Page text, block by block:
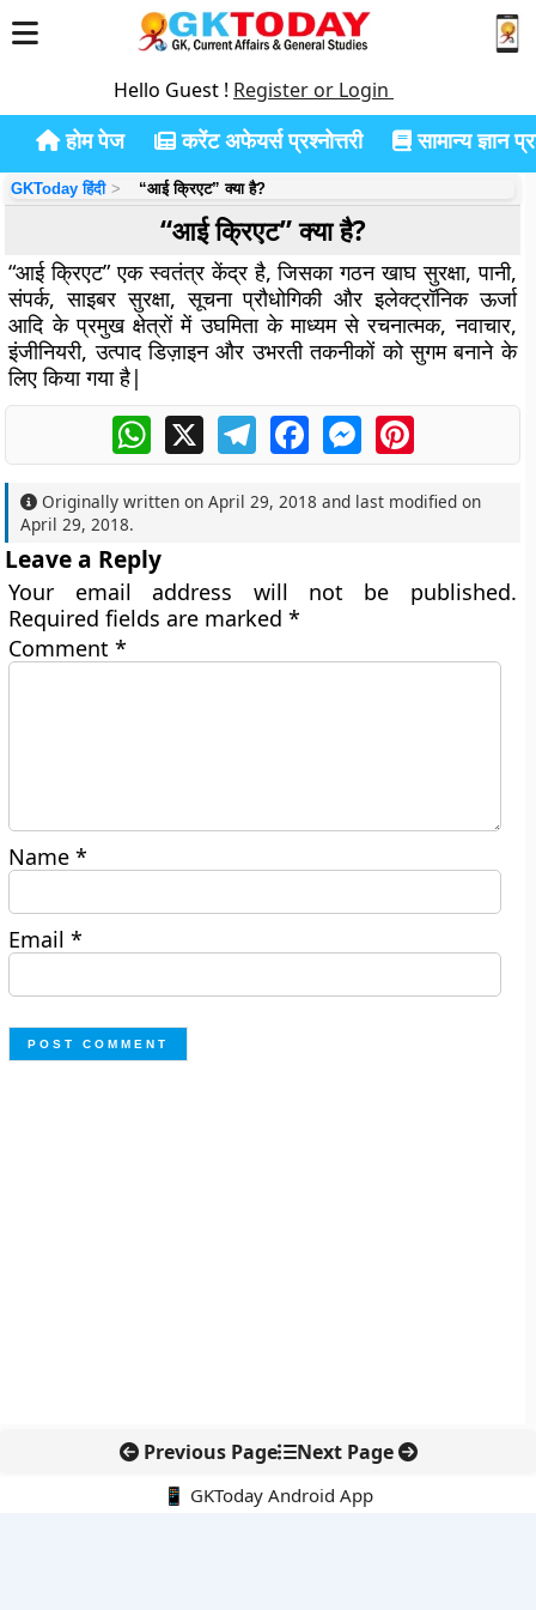
Hello Guest ! Register or Login
होम पेज करेंट अफेयर्स प्रश्नोत्तरी सामान्य ज्ञान
GKToday हिंदी “आई क्रिएट” क्या है?
“आई क्रिएट” क्या है?
“आई क्रिएट” एक स्वतंत्र केंद्र है, जिसका गठन खाघ सुरक्षा, पानी,
संपर्क, साइबर सुरक्षा, सूचना प्रौधोगिकी और इलेक्ट्रॉनिक ऊर्जा
आदि के प्रमुख क्षेत्रों में उघमिता के माध्यम से रचनात्मक, नवाचार,
इंजीनियरी, उत्पाद डिज़ाइन और उभरती तकनीकों को सुगम बनाने के
लिए किया गया है|
WhatsApp
X TelegramFacebookMessengerPinterest
Originally written onApril 29, 2018 and last modified on
April 29, 2018.
Leave a Reply
Your email address will not be published.
Required fields are marked*
Comment*
Name*
Email*
Previous Page Next Page
📱 GKToday Android App